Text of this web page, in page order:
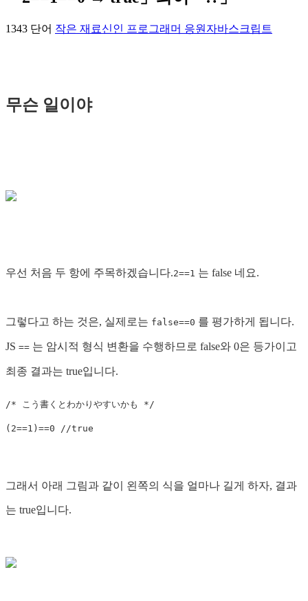
1343 단어 작은 재료신인 프로그래머 응원 자바스크립트
무슨 일이야
우선 처음 두 항에 주목하겠습니다.2==1 는 false 네요.
그렇다고 하는 것은, 실제로는 false==0 를 평가하게 됩니다.
JS == 는 암시적 형식 변환을 수행하므로 false와 0은 등가이고
최종 결과는 true입니다.
/* こう書くとわかりやすいかも */
( 2==1 ) ==0 //true
그래서 아래 그림과 같이 왼쪽의 식을 얼마나 길게 하자, 결과
는 true입니다.